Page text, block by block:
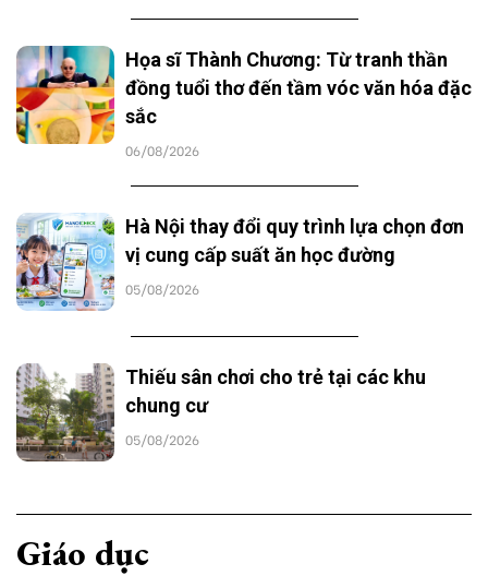
Họa sĩ Thành Chương: Từ tranh thần
đồng tuổi thơ đến tầm vóc văn hóa đặc
sắc
06/08/2026
Hà Nội thay đổi quy trình lựa chọn đơn
vị cung cấp suất ăn học đường
05/08/2026
Thiếu sân chơi cho trẻ tại các khu
chung cư
05/08/2026
Giáo dục